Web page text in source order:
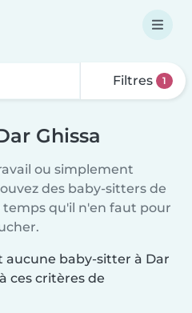
Filtres 1
Ghissa
ou simplement
des baby-sitters de
qu'il n'en faut pour
aucune baby-sitter à Dar
ces critères de